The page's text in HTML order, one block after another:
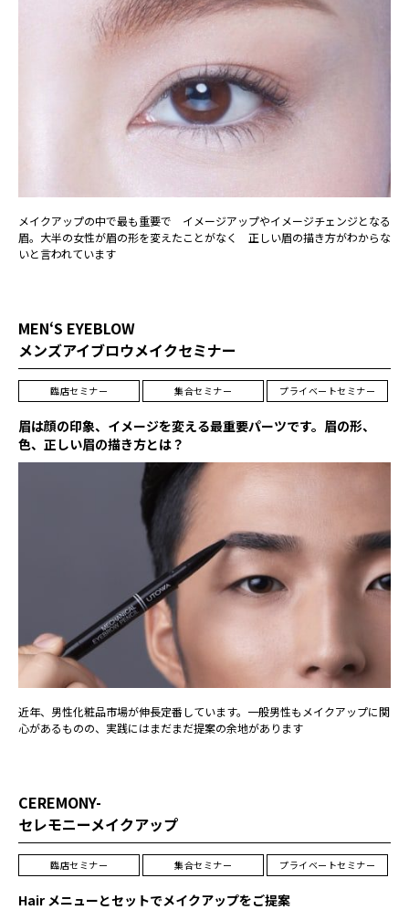
メイクアップの中で最も重要で イメージアップやイメージチェンジとなる
眉。大半の女性が眉の形を変えたことがなく 正しい眉の描き方がわからな
いと言われています
MEN‘S EYEBLOW
メンズアイブロウメイクセミナー
臨店セミナー 集合セミナー プライベートセミナー
眉は顔の印象、イメージを変える最重要パーツです。眉の形、
色、正しい眉の描き方とは？
近年、男性化粧品市場が伸長定番しています。一般男性もメイクアップに関
心があるものの、実践にはまだまだ提案の余地があります
CEREMONY-
セレモニーメイクアップ
臨店セミナー 集合セミナー プライベートセミナー
Hair メニューとセットでメイクアップをご提案